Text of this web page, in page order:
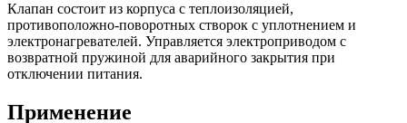
Клапан состоит из корпуса с теплоизоляцией,
противоположно-поворотных створок с уплотнением и
электронагревателей. Управляется электроприводом с
возвратной пружиной для аварийного закрытия при
отключении питания.
Применение